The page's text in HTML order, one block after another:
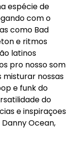
espécie de
com o
como Bad
e ritmos
latinos
pro nosso som
nossas
e funk do
do
e inspiraçoes
Ocean,